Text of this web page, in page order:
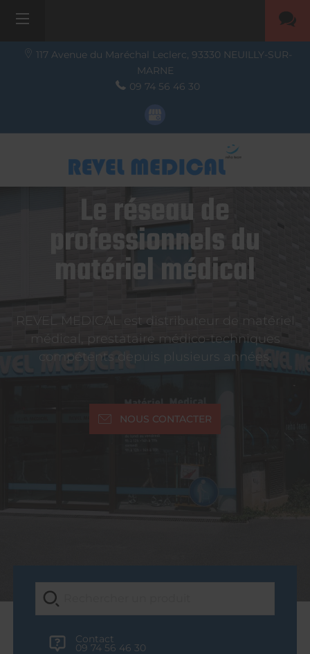
117 Avenue du Maréchal Leclerc, 93330 NEUILLY-SUR-
MARNE
09 74 56 46 30
Le réseau de
professionnels du
matériel médical
REVEL MEDICAL est distributeur de matériel
médical, prestataire médico-techniques
compétents depuis plusieurs années.
NOUS CONTACTER
Contact
09 74 56 46 30